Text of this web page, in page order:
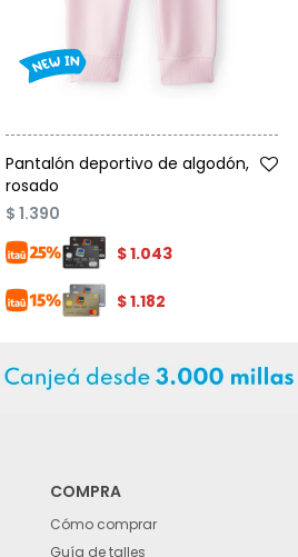
Pantalón deportivo de algodón,
rosado
$ 1.390
$1.043
$1.182
COMPRA
Cómo comprar
Guía de talles